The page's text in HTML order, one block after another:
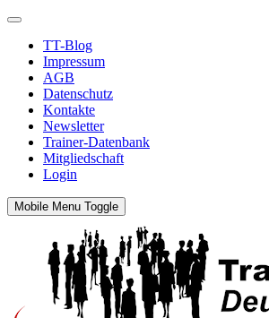
TT-Blog
Impressum
AGB
Datenschutz
Kontakte
Newsletter
Trainer-Datenbank
Mitgliedschaft
Login
Mobile Menu Toggle